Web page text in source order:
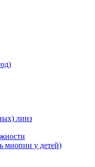
линз
миопии у детей)